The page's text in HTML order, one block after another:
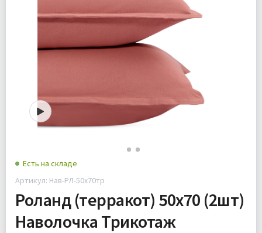
Есть на складе
Артикул: Нав-РЛ-50х70тр
Роланд (терракот) 50х70 (2шт)
Наволочка Трикотаж